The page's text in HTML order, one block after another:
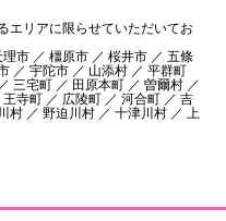
エリアに限らせていただいてお
市 ／ 橿原市 ／ 桜井市 ／ 五條
／ 宇陀市 ／ 山添村 ／ 平群町
三宅町 ／ 田原本町 ／ 曽爾村 ／
寺町 ／ 広陵町 ／ 河合町 ／ 吉
村 ／ 野迫川村 ／ 十津川村 ／ 上